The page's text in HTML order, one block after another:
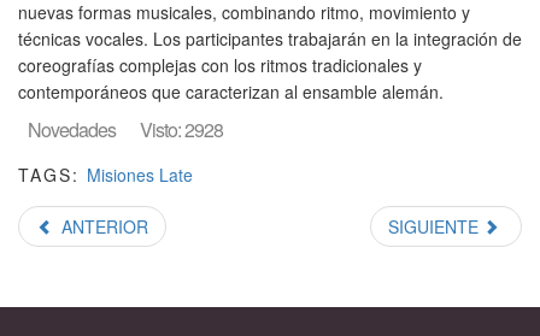
nuevas formas musicales, combinando ritmo, movimiento y
técnicas vocales. Los participantes trabajarán en la integración de
coreografías complejas con los ritmos tradicionales y
contemporáneos que caracterizan al ensamble alemán.
Novedades Visto: 2928
TAGS: Misiones Late
ANTERIOR SIGUIENTE